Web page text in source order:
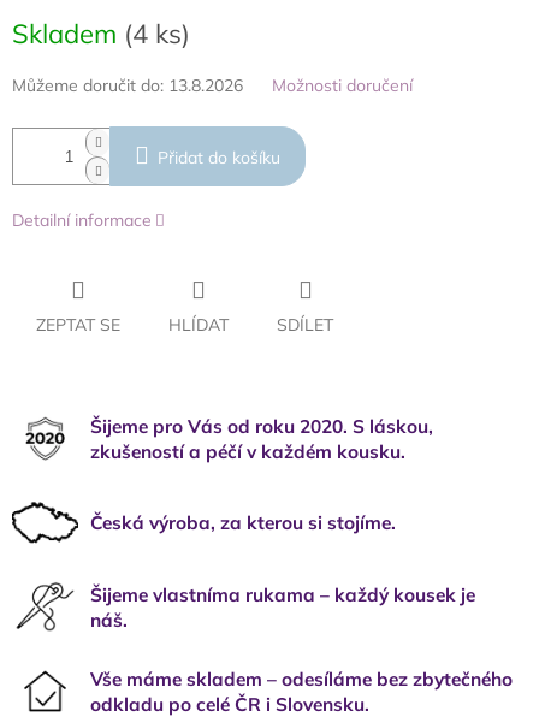
cena:
Skladem (4 ks)
Můžeme doručit do: 13.8.2026 Možnosti doručení
Přidat do košíku
Detailní informace
ZEPTAT SE HLÍDAT SDÍLET
Šijeme pro Vás od roku 2020. S láskou,
zkušeností a péčí v každém kousku.
Česká výroba, za kterou si stojíme.
Šijeme vlastníma rukama – každý kousek je
náš.
Vše máme skladem – odesíláme bez zbytečného
odkladu po celé ČR i Slovensku.